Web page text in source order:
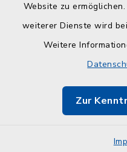
Website zu
weiterer Dienste wird
Weitere
Zur